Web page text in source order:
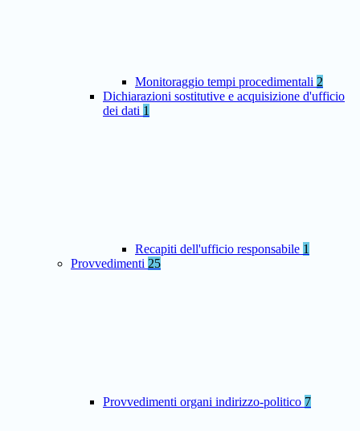
Monitoraggio tempi procedimentali 2
Dichiarazioni sostitutive e acquisizione d'ufficio
dei dati 1
Recapiti dell'ufficio responsabile 1
Provvedimenti 25
Provvedimenti organi indirizzo-politico 7